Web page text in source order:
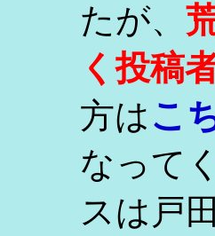
たが、
く投稿
方はこ
なって
スは戸